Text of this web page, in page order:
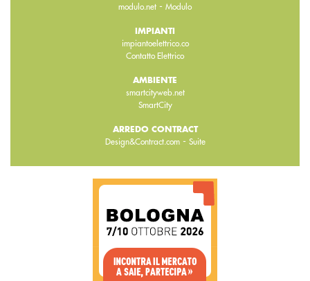
modulo.net - Modulo
IMPIANTI
impiantoelettrico.co
Contatto Elettrico
AMBIENTE
smartcityweb.net
SmartCity
ARREDO CONTRACT
Design&Contract.com- Suite